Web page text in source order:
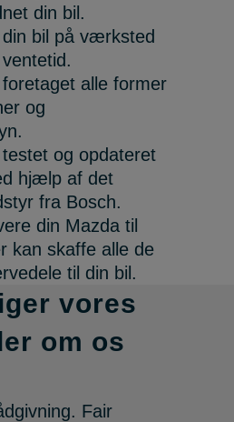
din bil.
bil på værksted
alle former
og
og opdateret
hjælp af det
fra Bosch.
din Mazda til
kan skaffe alle de
til din bil.
vores
om os
Fair